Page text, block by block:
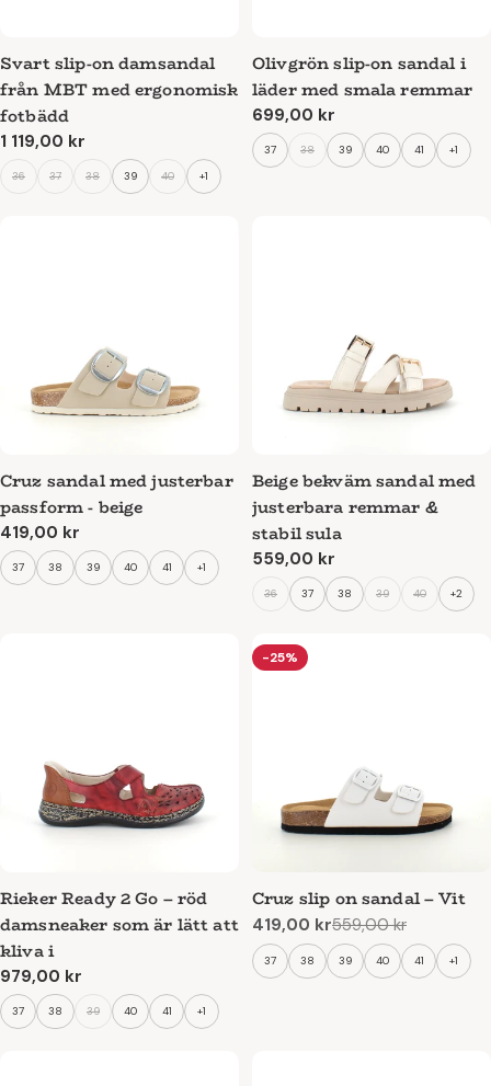
Svart slip-on damsandal
från MBT med ergonomisk
fotbädd
Ordinarie
1 119,00 kr
36 37 38 39 40 +1
Olivgrön slip-on sandal i
läder med smala remmar
Ordinarie
pris
699,00 kr
37 38 39 40 41 +1
Cruz sandal med justerbar
passform - beige
Ordinarie
pris
419,00 kr
37 38 39 40 41 +1
Beige bekväm sandal med
justerbara remmar &
stabil sula
Ordinarie
559,00 kr
36 37 38 39 40 +2
Rieker Ready 2 Go – röd
damsneaker som är lätt att
kliva i
Ordinarie
pris
979,00 kr
37 38 39 40 41 +1
-25%
Cruz slip on sandal – Vit
Reapris
419,00 kr
Ordinarie
pris
559,00 kr
37 38 39 40 41 +1